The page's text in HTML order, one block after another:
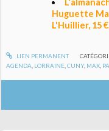
Huguette
L'Huillier, 15
LIEN PERMANENT
AGENDA LORRAINE ,CUNY, MAX